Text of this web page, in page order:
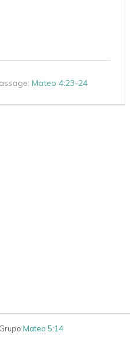
Mateo 4:23-24
Mateo 5:14